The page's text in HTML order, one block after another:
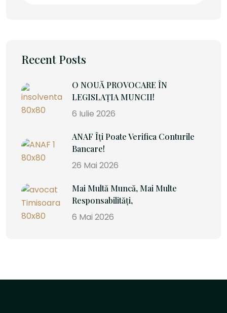
Recent Posts
O NOUĂ PROVOCARE ÎN
LEGISLAȚIA MUNCII!
6 Iulie 2026
ANAF Îți Poate Verifica Conturile
Bancare!
26 Mai 2026
Mai Multă Muncă, Mai Multe
Responsabilități,
6 Mai 2026